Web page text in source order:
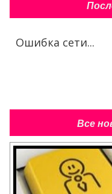
Ошибка сети...
Все